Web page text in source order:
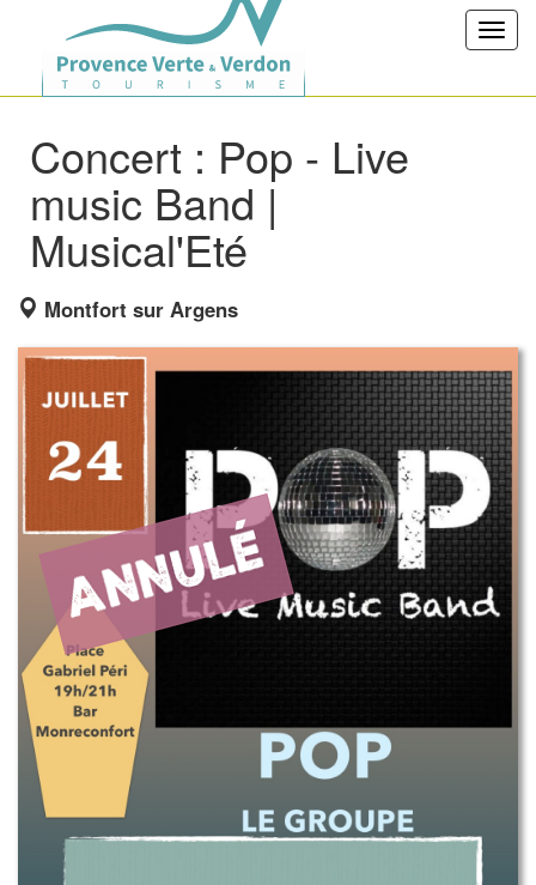
Concert : Pop - Live
music Band |
Musical'Eté
Montfort sur Argens